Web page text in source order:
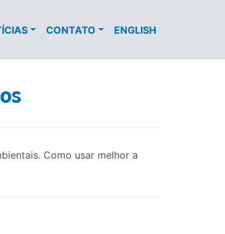
CONTATO ENGLISH
Como usar melhor a